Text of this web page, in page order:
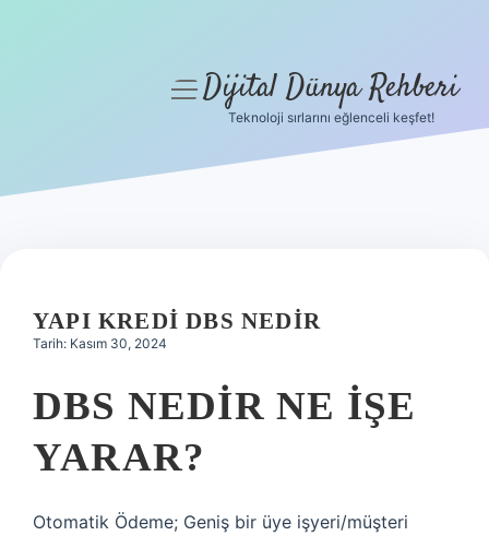
Hakkımızda
menüyüDijital Dünya Rehberi
Teknoloji sırlarını eğlenceli keşfet!
YAPI KREDI DBS NEDIR
Tarih: Kasım 30, 2024
DBS NEDIR NE IŞE
YARAR?
Otomatik Ödeme; Geniş bir üye işyeri/müşteri